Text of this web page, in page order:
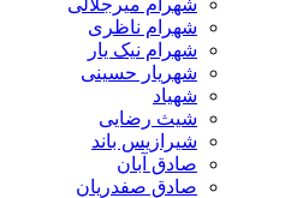
شهرام میرجلالی
شهرام ناظری
شهرام نیک یار
شهریار حسینی
شیث رضایی
شیرازیس باند
صادق آبان
صادق صفدریان